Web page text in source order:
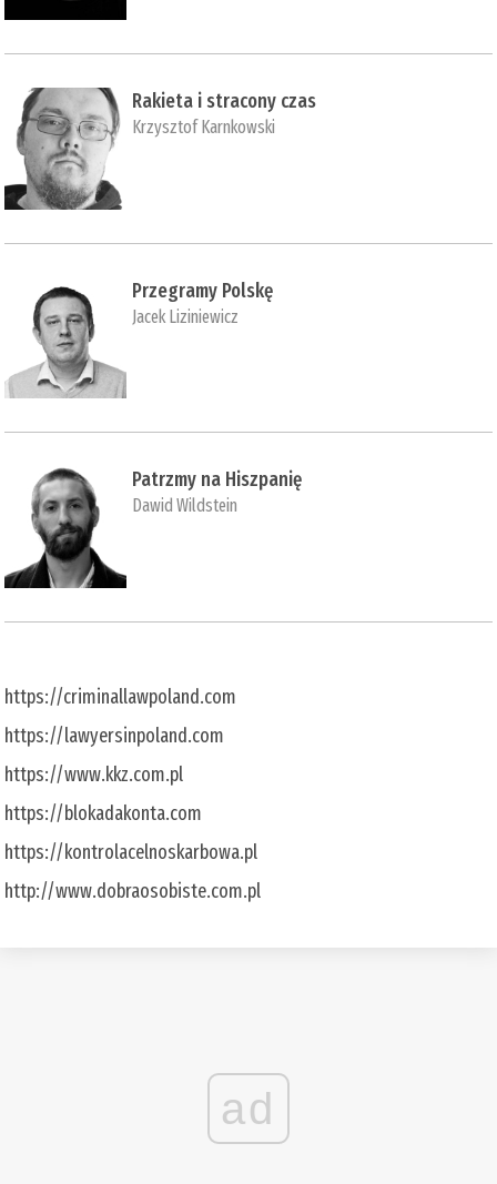
Rakieta i stracony czas
Krzysztof Karnkowski
Przegramy Polskę
Jacek Liziniewicz
Patrzmy na Hiszpanię
Dawid Wildstein
https://criminallawpoland.com
https://lawyersinpoland.com
https://www.kkz.com.pl
https://blokadakonta.com
https://kontrolacelnoskarbowa.pl
http://www.dobraosobiste.com.pl
ad